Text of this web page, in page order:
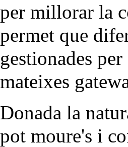
per millorar la
permet que
gestionades
mateixes
Donada la
pot moure's i